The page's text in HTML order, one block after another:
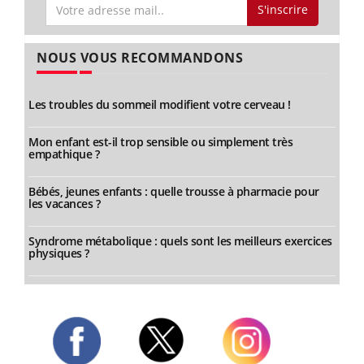
S'inscrire
NOUS VOUS RECOMMANDONS
Les troubles du sommeil modifient votre cerveau !
Mon enfant est-il trop sensible ou simplement très
empathique ?
Bébés, jeunes enfants : quelle trousse à pharmacie pour
les vacances ?
Syndrome métabolique : quels sont les meilleurs exercices
physiques ?